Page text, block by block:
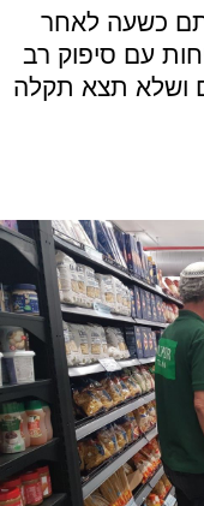
כשעה לאחר
עם סיפוק רב
ושלא תצא תקלה